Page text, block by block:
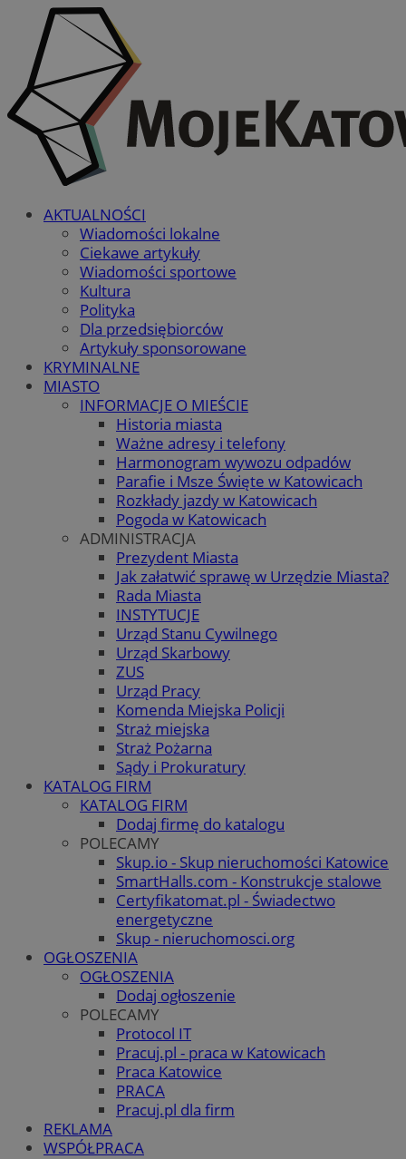
AKTUALNOŚCI
Wiadomości lokalne
Ciekawe artykuły
Wiadomości sportowe
Kultura
Polityka
Dla przedsiębiorców
Artykuły sponsorowane
KRYMINALNE
MIASTO
INFORMACJE O MIEŚCIE
Historia miasta
Ważne adresy i telefony
Harmonogram wywozu odpadów
Parafie i Msze Święte w Katowicach
Rozkłady jazdy w Katowicach
Pogoda w Katowicach
ADMINISTRACJA
Prezydent Miasta
Jak załatwić sprawę w Urzędzie Miasta?
Rada Miasta
INSTYTUCJE
Urząd Stanu Cywilnego
Urząd Skarbowy
ZUS
Urząd Pracy
Komenda Miejska Policji
Straż miejska
Straż Pożarna
Sądy i Prokuratury
KATALOG FIRM
KATALOG FIRM
Dodaj firmę do katalogu
POLECAMY
Skup.io - Skup nieruchomości Katowice
SmartHalls.com - Konstrukcje stalowe
Certyfikatomat.pl - Świadectwo
energetyczne
Skup - nieruchomosci.org
OGŁOSZENIA
OGŁOSZENIA
Dodaj ogłoszenie
POLECAMY
Protocol IT
Pracuj.pl - praca w Katowicach
Praca Katowice
PRACA
Pracuj.pl dla firm
REKLAMA
WSPÓŁPRACA